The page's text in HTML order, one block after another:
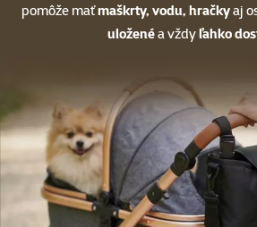
pomôže maťmaškrty, vodu, hračkyaj
uloženéa vždyľahko